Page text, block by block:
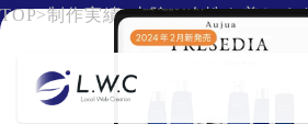
TOP>制作実績>山陰の女性を美しく